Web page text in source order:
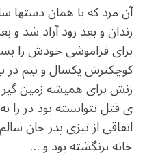
آن مرد که با همان دستها
زندان و بعد زود آزاد شد
برای فراموشی خودش را
کوچکترش یکسال و نیم در
زنش برای همیشه زمین
ی قتل نتوانسته بود در را
اتفاقی از تیزی پدر جان
خانه برنگشته بود و …